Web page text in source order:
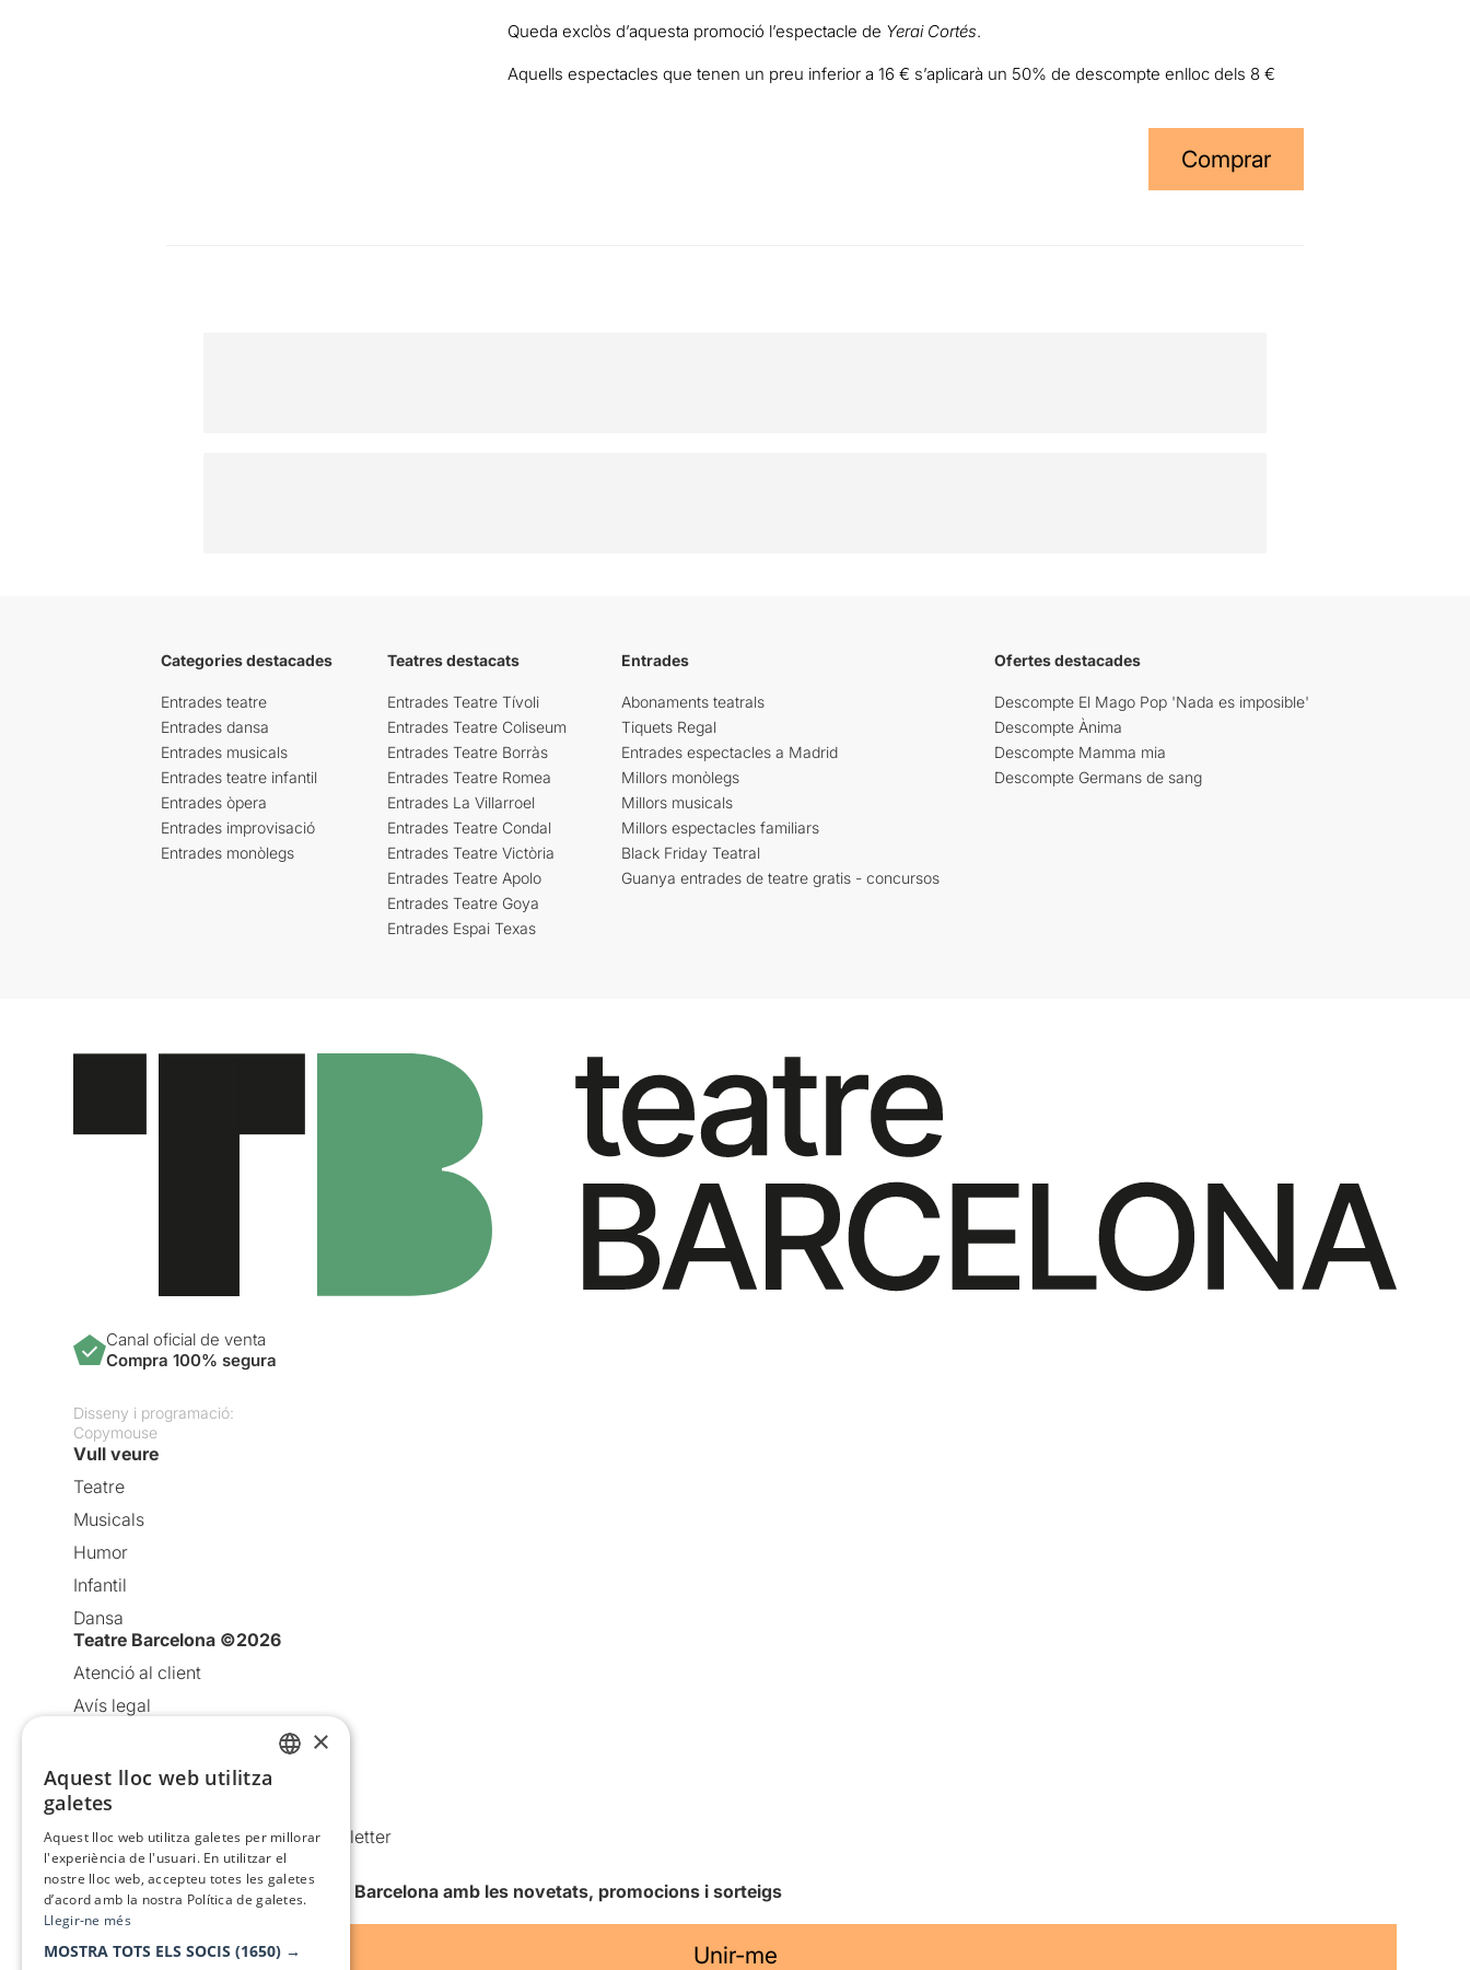
Queda exclòs d’aquesta promoció l’espectacle de Yerai Cortés.
Aquells espectacles que tenen un preu inferior a 16 € s’aplicarà un 50% de descompte enlloc dels 8 €
Comprar
Categories destacades
Entrades teatre
Entrades dansa
Entrades musicals
Entrades teatre infantil
Entrades òpera
Entrades improvisació
Entrades monòlegs
Teatres destacats
Entrades Teatre Tívoli
Entrades Teatre Coliseum
Entrades Teatre Borràs
Entrades Teatre Romea
Entrades La Villarroel
Entrades Teatre Condal
Entrades Teatre Victòria
Entrades Teatre Apolo
Entrades Teatre Goya
Entrades Espai Texas
Entrades
Abonaments teatrals
Tiquets Regal
Entrades espectacles a Madrid
Millors monòlegs
Millors musicals
Millors espectacles familiars
Black Friday Teatral
Guanya entrades de teatre gratis - concursos
Ofertes destacades
Descompte El Mago Pop 'Nada es imposible'
Descompte Ànima
Descompte Mamma mia
Descompte Germans de sang
Canal oficial de venta
Compra 100% segura
Disseny i programació:
Copymouse
Vull veure
Teatre
Musicals
Humor
Infantil
Dansa
Teatre Barcelona ©2026
Atenció al client
Avís legal
Política de cookies
Condicions d’ús
Comunicacions comercials i Newsletter
Anuncia’t
Vull rebre la newsletter de Teatre Barcelona amb les novetats, promocions i sorteigs
Unir-me
×
Aquest lloc web utilitza
galetes
Aquest lloc web utilitza galetes per millorar
l'experiència de l'usuari. En utilitzar el
nostre lloc web, accepteu totes les galetes
d’acord amb la nostra Política de galetes.
Llegir-ne més
MOSTRA TOTS ELS SOCIS (1650) →